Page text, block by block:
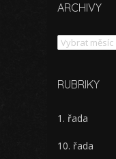
ARCHIVY
Archivy
RUBRIKY
1. řada
10. řada